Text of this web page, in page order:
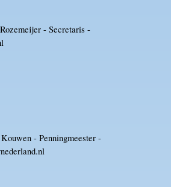
- Secretaris -
- Penningmeester -